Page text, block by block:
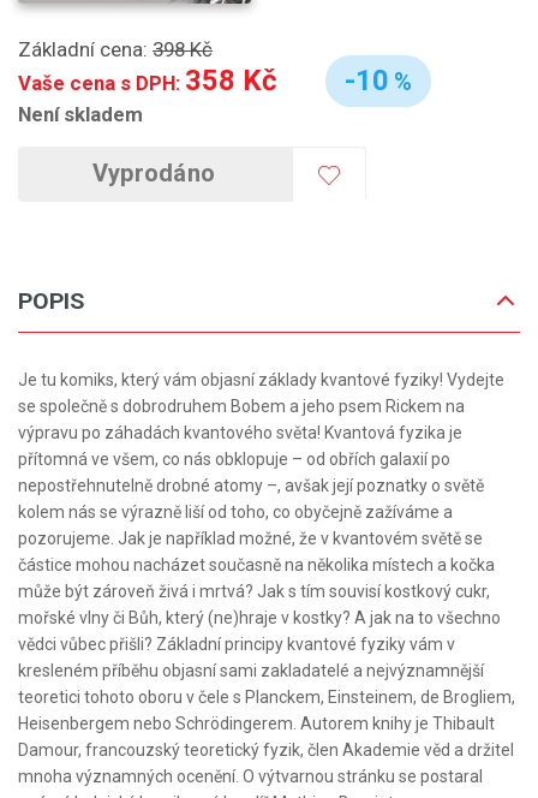
Základní cena: 398 Kč
Vaše cena s DPH: 358 Kč
Není skladem
-10 %
Vyprodáno
POPIS
Je tu komiks, který vám objasní základy kvantové fyziky! Vydejte
se společně s dobrodruhem Bobem a jeho psem Rickem na
výpravu po záhadách kvantového světa! Kvantová fyzika je
přítomná ve všem, co nás obklopuje – od obřích galaxií po
nepostřehnutelně drobné atomy –, avšak její poznatky o světě
kolem nás se výrazně liší od toho, co obyčejně zažíváme a
pozorujeme. Jak je například možné, že v kvantovém světě se
částice mohou nacházet současně na několika místech a kočka
může být zároveň živá i mrtvá? Jak s tím souvisí kostkový cukr,
mořské vlny či Bůh, který (ne)hraje v kostky? A jak na to všechno
vědci vůbec přišli? Základní principy kvantové fyziky vám v
kresleném příběhu objasní sami zakladatelé a nejvýznamnější
teoretici tohoto oboru v čele s Planckem, Einsteinem, de Brogliem,
Heisenbergem nebo Schrödingerem. Autorem knihy je Thibault
Damour, francouzský teoretický fyzik, člen Akademie věd a držitel
mnoha významných ocenění. O výtvarnou stránku se postaral